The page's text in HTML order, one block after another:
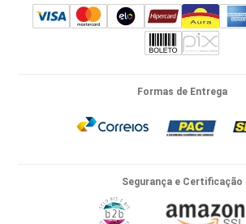
Formas de Entrega
Segurança e Certificação